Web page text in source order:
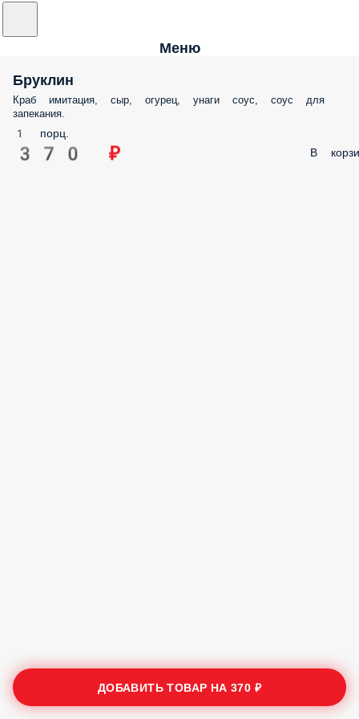
Меню
Бруклин
Краб имитация, сыр, огурец, унаги соус, соус для
запекания.
1 порц.
370 ₽ В
ДОБАВИТЬ ТОВАР НА370 ₽